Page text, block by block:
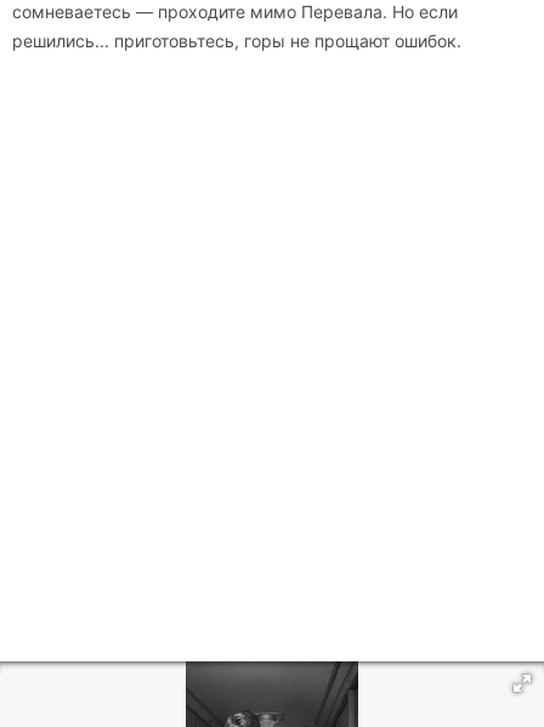
сомневаетесь — проходите мимо Перевала. Но если
решились... приготовьтесь, горы не прощают ошибок.